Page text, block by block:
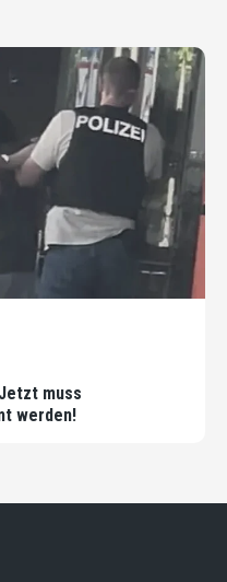
muss
werden!